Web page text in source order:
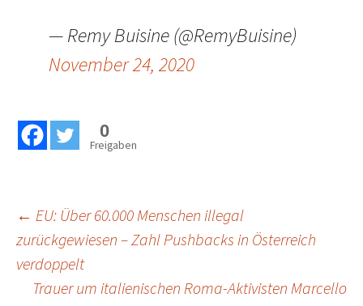
— Remy Buisine (@RemyBuisine)
November 24, 2020
0
Freigaben
Beitragsnavigation
← EU: Über 60.000 Menschen illegal
zurückgewiesen – Zahl Pushbacks in Österreich
verdoppelt
Trauer um italienischen Roma-Aktivisten Marcello